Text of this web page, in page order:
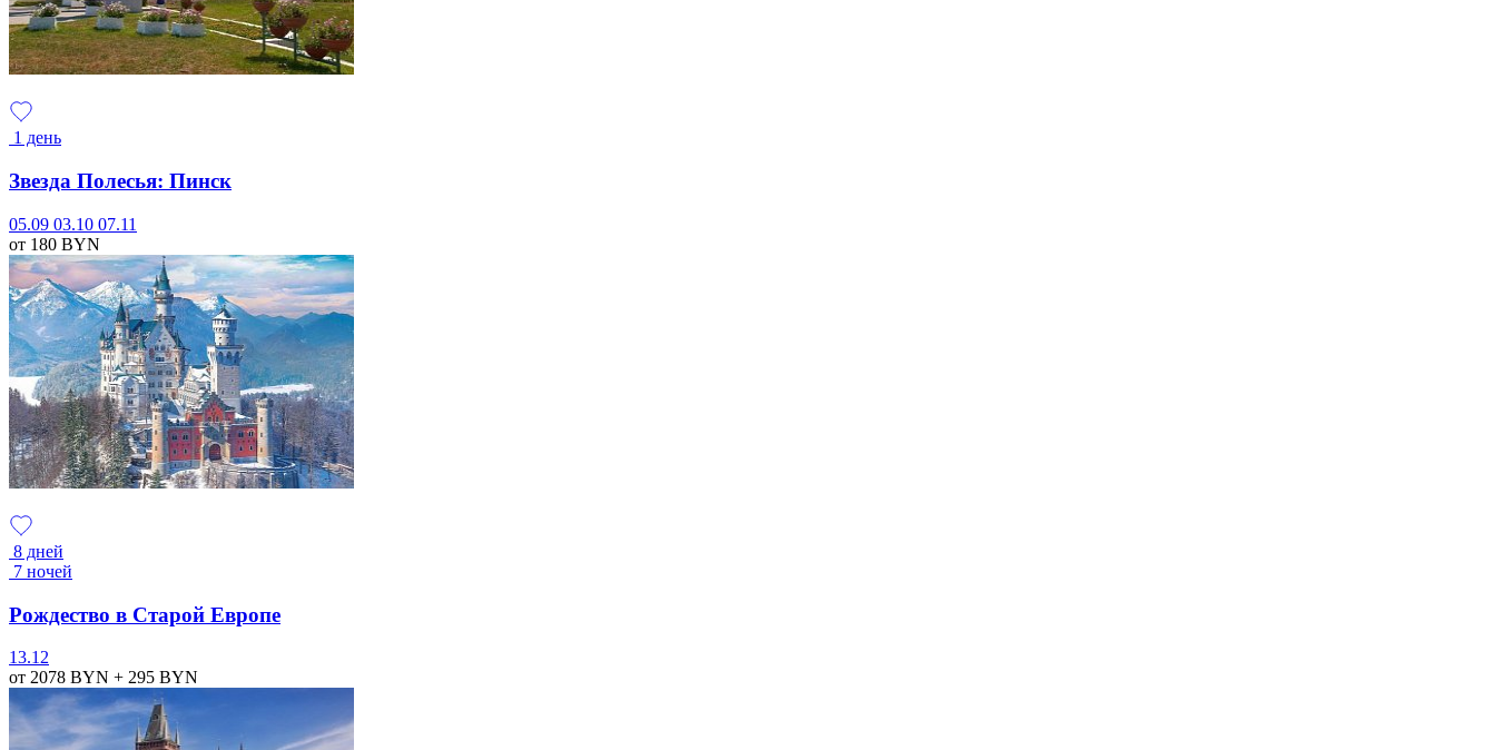
1 день
Звезда Полесья: Пинск
05.09 03.10 07.11
от 180 BYN
8 дней
7 ночей
Рождество в Старой Европе
13.12
от 2078 BYN + 295 BYN